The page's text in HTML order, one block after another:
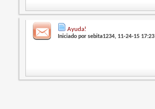
Ayuda!
Iniciado porsebita1234, 11-24-15 17:23